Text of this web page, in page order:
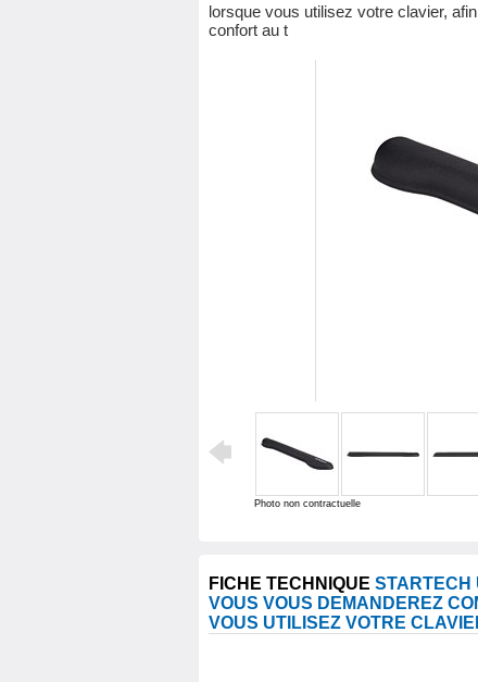
lorsque vous utilisez votre clavier,
confort au t
Photo non contractuelle
FICHE TECHNIQUE STARTECH
VOUS VOUS DEMANDEREZ
VOUS UTILISEZ VOTRE